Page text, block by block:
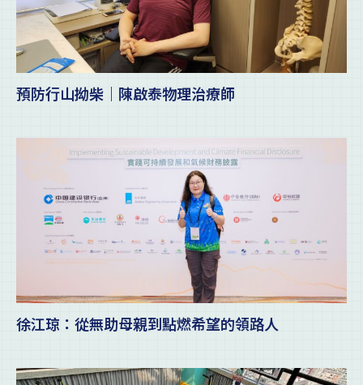
預防行山拗柴｜陳啟泰物理治療師
徐江琼：從無助母親到點燃希望的領路人